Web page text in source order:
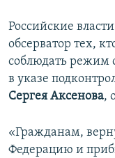
Все сайты RFE/
Российские
обсерватор тех,
соблюдать режим
в указе
Сергея Аксенова,
«Гражданам,
Федерацию и